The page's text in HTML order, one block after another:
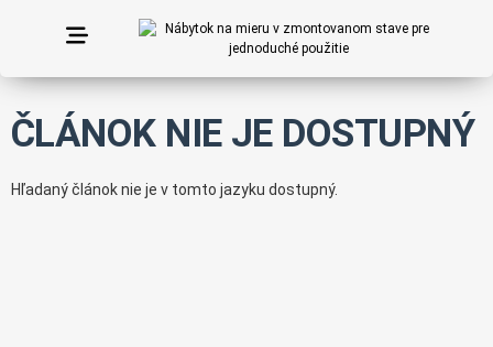
ČLÁNOK NIE JE DOSTUPNÝ
Hľadaný článok nie je v tomto jazyku dostupný.